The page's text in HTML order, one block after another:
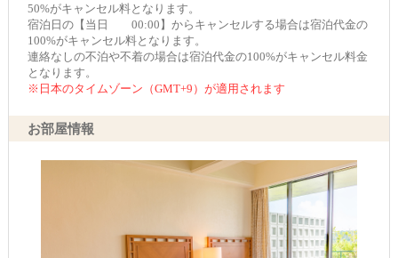
50%がキャンセル料となります。
宿泊日の【当日 00:00】からキャンセルする場合は宿泊代金の
100%がキャンセル料となります。
連絡なしの不泊や不着の場合は宿泊代金の100%がキャンセル料金
となります。
※日本のタイムゾーン（GMT+9）が適用されます
お部屋情報